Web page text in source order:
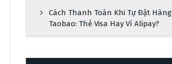
Cách Thanh Toán Khi Tự Đặt Hàng
Taobao: Thẻ Visa Hay Ví Alipay?